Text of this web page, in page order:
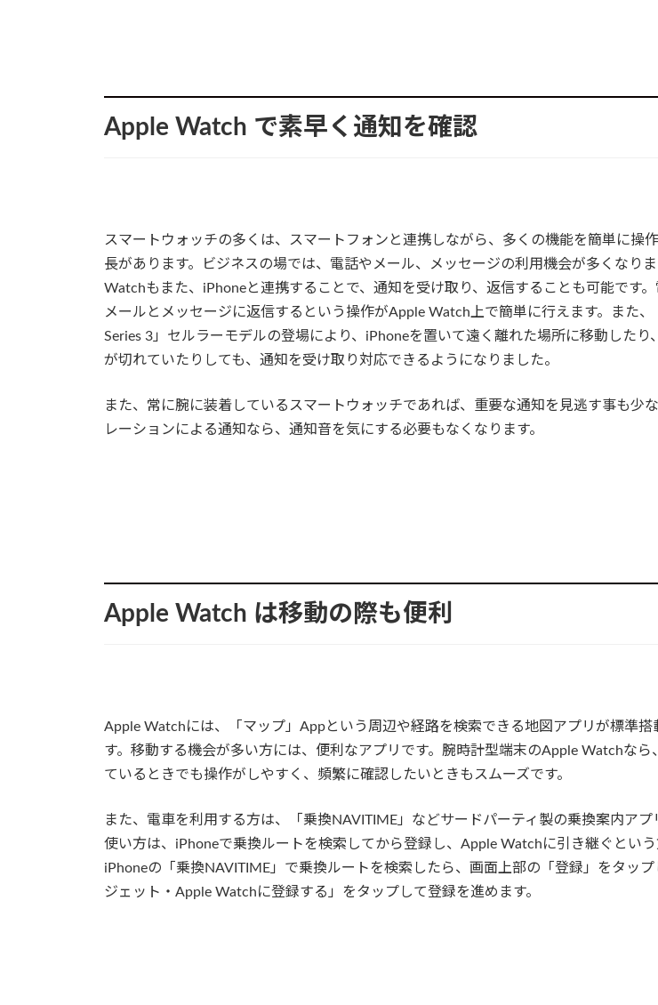
Apple Watch で素早く通知を確認
スマートウォッチの多くは、スマートフォンと連携しながら、多くの機能を簡単に操
長があります。ビジネスの場では、電話やメール、メッセージの利用機会が多くなり
Watchもまた、iPhoneと連携することで、通知を受け取り、返信することも可能です。
メールとメッセージに返信するという操作がApple Watch上で簡単に行えます。また
Series 3」セルラーモデルの登場により、iPhoneを置いて遠く離れた場所に移動したり
が切れていたりしても、通知を受け取り対応できるようになりました。
また、常に腕に装着しているスマートウォッチであれば、重要な通知を見逃す事も少
レーションによる通知なら、通知音を気にする必要もなくなります。
Apple Watch は移動の際も便利
Apple Watchには、「マップ」Appという周辺や経路を検索できる地図アプリが標準搭
す。移動する機会が多い方には、便利なアプリです。腕時計型端末のApple Watchなら
ているときでも操作がしやすく、頻繁に確認したいときもスムーズです。
また、電車を利用する方は、「乗換NAVITIME」などサードパーティ製の乗換案内アプ
使い方は、iPhoneで乗換ルートを検索してから登録し、Apple Watchに引き継ぐという
iPhoneの「乗換NAVITIME」で乗換ルートを検索したら、画面上部の「登録」をタップ
ジェット・Apple Watchに登録する」をタップして登録を進めます。